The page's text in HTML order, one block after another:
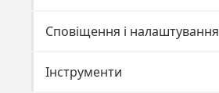
Сповіщення і налаштування
Інструменти